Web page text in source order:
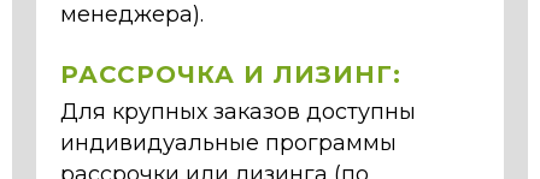
менеджера).
РАССРОЧКА И ЛИЗИНГ:
Для крупных заказов доступны
индивидуальные программы